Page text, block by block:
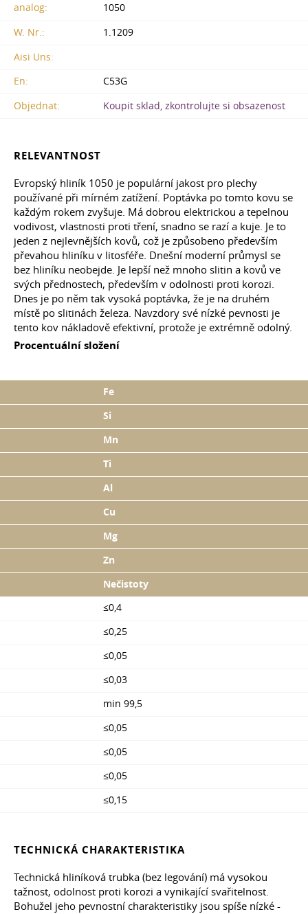
analog:
1050
W. Nr.:
1.1209
Aisi Uns:
En:
C53G
Objednat:
Koupit sklad, zkontrolujte si obsazenost
RELEVANTNOST
Evropský hliník 1050 je populární jakost pro plechy
používané při mírném zatížení. Poptávka po tomto kovu se
každým rokem zvyšuje. Má dobrou elektrickou a tepelnou
vodivost, vlastnosti proti tření, snadno se razí a kuje. Je to
jeden z nejlevnějších kovů, což je způsobeno především
převahou hliníku v litosféře. Dnešní moderní průmysl se
bez hliníku neobejde. Je lepší než mnoho slitin a kovů ve
svých přednostech, především v odolnosti proti korozi.
Dnes je po něm tak vysoká poptávka, že je na druhém
místě po slitinách železa. Navzdory své nízké pevnosti je
tento kov nákladově efektivní, protože je extrémně odolný.
Procentuální složení
Fe
Si
Mn
Ti
Al
Cu
Mg
Zn
Nečistoty
≤0,4
≤0,25
≤0,05
≤0,03
min 99,5
≤0,05
≤0,05
≤0,05
≤0,15
TECHNICKÁ CHARAKTERISTIKA
Technická hliníková trubka (bez legování) má vysokou
tažnost, odolnost proti korozi a vynikající svařitelnost.
Bohužel jeho pevnostní charakteristiky jsou spíše nízké -